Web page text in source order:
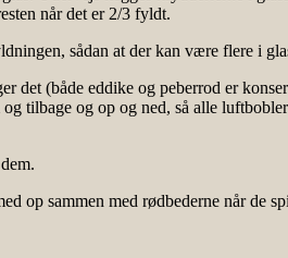
når det er 2/3 fyldt.
sådan at der kan være flere i
(både eddike og peberrod er
tilbage og op og ned, så alle
op sammen med rødbederne når de